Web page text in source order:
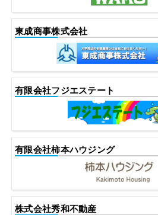
東成商事株式会社
有限会社フジエステート
有限会社柿本ハウジング
株式会社秀和不動産